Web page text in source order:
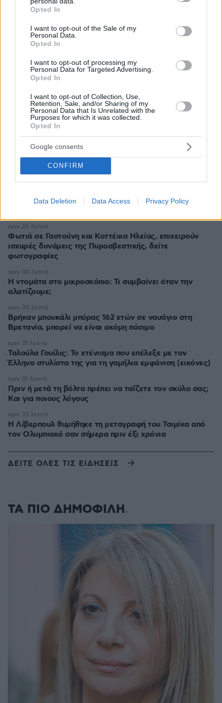
grant or deny consent to Google and its third-party tags to
use your data for below specified purposes in below Google
consent section.
Opted In
I want to opt-out of the Sale of my
Personal Data.
Opted In
I want to opt-out of processing my
Personal Data for Targeted Advertising.
Opted In
I want to opt-out of Collection, Use,
Retention, Sale, and/or Sharing of my
Personal Data that Is Unrelated with the
Purposes for which it was collected.
Opted In
Google consents
CONFIRM
Data Deletion Data Access Privacy Policy
ΡΟΗ ΕΙΔΗΣΕΩΝ
Κυκλοφοριακές ρυθμίσεις στην Ποσειδώνος, στο ύψος
της Γλυφάδας
πριν 7 λεπτά
Φωτιά στο Κοκκινόχωμα Καβάλας, σηκώθηκαν τρία
εναέρια, δείτε βίντεο και φωτογραφίες
πριν 16 λεπτά
Ινδή ηθοποιός δέχτηκε επίθεση από θαυμάστριά της: Τη
φίλησε ξαφνικά στο στόμα στο κόκκινο χαλί, δείτε το
βίντεο
πριν 18 λεπτά
Διακοπές στα Χανιά: Εξερευνώντας την πόλη και τα
Φωτιά σε Γαστούνη και Κοττέικα Ηλείας, επιχειρούν
ισχυρές δυνάμεις της Πυροσβεστικής, δείτε
φωτογραφίες
πριν 26 λεπτά
Η ντομάτα στο μικροσκόπιο: Τι συμβαίνει όταν την
αλατίζουμε;
πριν 30 λεπτά
Βρήκαν μπουκάλι μπύρας 162 ετών σε ναυάγιο στη
Βρετανία, μπορεί να είναι ακόμη πόσιμο
πριν 30 λεπτά
Ταλούλα Γουίλις: Το χτένισμα που επέλεξε με τον
Έλληνα στυλίστα της για τη γαμήλια εμφάνιση (εικόνες)
πριν 31 λεπτά
Πριν ή μετά τη βόλτα πρέπει να ταΐζετε τον σκύλο σας;
Και για ποιους λόγους
πριν 31 λεπτά
Η Λίβερπουλ θυμήθηκε τη μεταγραφή του Τσιμίκα από
τον Ολυμπιακό σαν σήμερα πριν έξι χρόνια
πριν 33 λεπτά
ΔΕΙΤΕ ΟΛΕΣ ΤΙΣ ΕΙΔΗΣΕΙΣ
ΤΑ ΠΙΟ ΔΗΜΟΦΙΛΗ